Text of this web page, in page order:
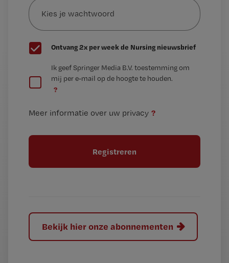
je
wachtwoord
G
e
t
Ontvang 2x per week de Nursing nieuwsbrief
e
t
l
Ik geef Springer Media B.V. toestemming om
mij per e-mail op de hoogte te houden.
?
Meer informatie over uw privacy ?
Bekijk hier onze abonnementen